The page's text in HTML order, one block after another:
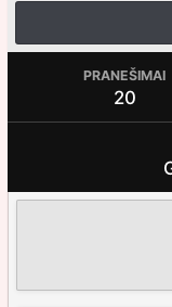
PRANEŠIMAI
20